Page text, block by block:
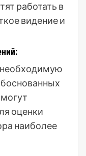
работать в
видение и
необходимую
оценки
наиболее